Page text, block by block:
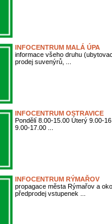
INFOCENTRUM MALÁ ÚPA
informace všeho druhu
prodej suvenýrů, ...
INFOCENTRUM OSTRAVICE
Pondělí 8.00-15.00 Úterý 9.00-
9.00-17.00 ...
INFOCENTRUM RÝMAŘOV
propagace města Rýmařov a
předprodej vstupenek ...